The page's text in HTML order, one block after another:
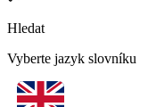
Hledat
Vyberte jazyk slovníku